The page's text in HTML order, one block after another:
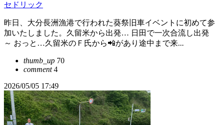
セドリック
昨日、大分長洲漁港で行われた葵祭旧車イベントに初めて参
加いたしました。久留米から出発… 日田で一次合流し出発
～ おっと…久留米のＦ氏から📲があり途中まで来...
thumb_up 70
comment4
2026/05/05 17:49